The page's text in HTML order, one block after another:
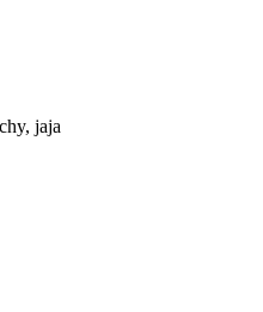
jaja